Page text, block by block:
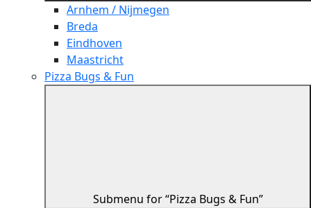
Arnhem / Nijmegen
Breda
Eindhoven
Maastricht
Pizza Bugs & Fun
Submenu for “Pizza Bugs & Fun”